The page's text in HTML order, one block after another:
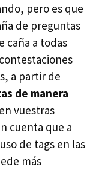
pero es que
de preguntas
caña a todas
a partir de
de manera
vuestras
cuenta que a
de tags en las
más